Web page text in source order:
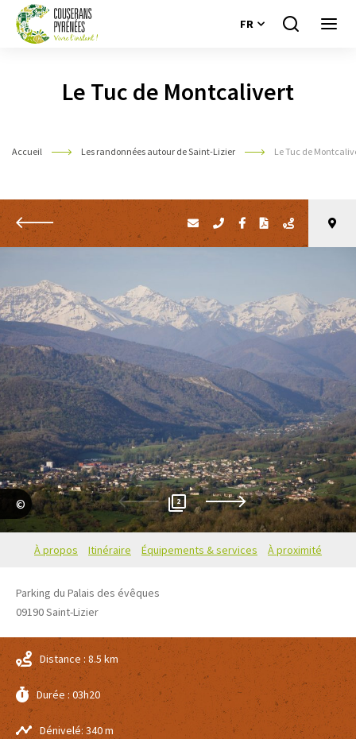
FR
Je
Le Tuc de Montcalivert
Accueil Les randonnées autour de Saint-Lizier Le Tuc de
Retour
Stephane Meurisse 2
À propos Itinéraire Équipements & services À proximité
Parking du Palais des évêques
09190Saint-Lizier
Distance : 8.5 km
Durée : 03h20
Dénivelé: 340 m